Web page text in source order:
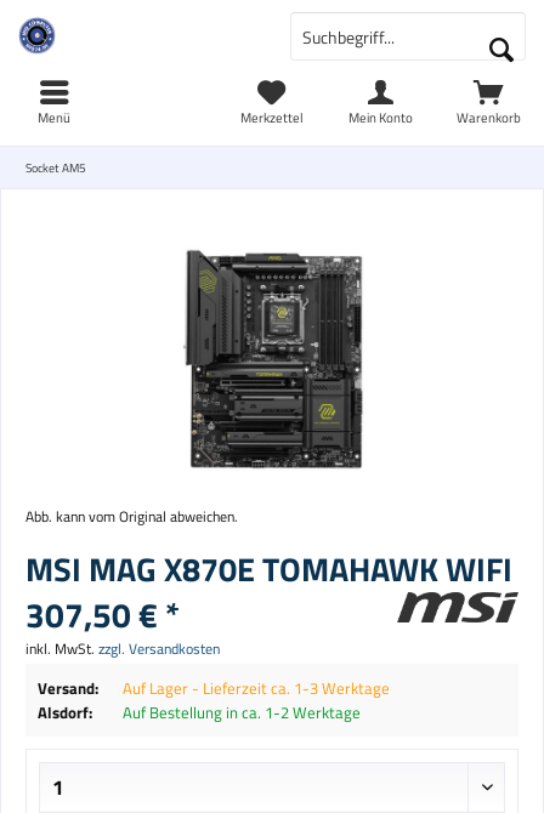
Warenkorb
Merkzettel Mein Konto
Menü
Socket AM5
Abb. kann vom Original abweichen.
MSI MAG X870E TOMAHAWK WIFI
307,50 € *
inkl. MwSt. zzgl. Versandkosten
Versand:
Auf Lager - Lieferzeit ca. 1-3 Werktage
Alsdorf:
Auf Bestellung in ca. 1-2 Werktage